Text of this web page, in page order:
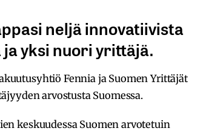
neljä innovatiivista
yksi nuori yrittäjä.
Fennia ja Suomen Yrittäjät
arvostusta Suomessa.
keskuudessa Suomen arvotetuin